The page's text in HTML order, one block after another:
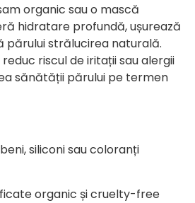
organic sau o mască
hidratare profundă, ușurează
părului strălucirea naturală.
riscul de iritații sau alergii
sănătății părului pe termen
siliconi sau coloranți
organic și cruelty-free